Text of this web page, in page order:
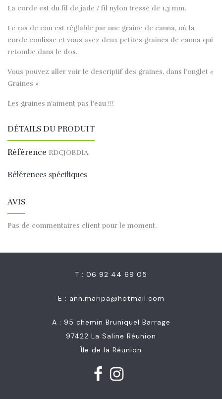
La corde est du fil de jade / fil nylon tressé de 1,3 mm.
Le ras de cou est réglable par une graine de canna, où la
corde coulisse et vous avez deux petites graines de canna qui
retombe dans le dos.
Vous pouvez aller voir le descriptif des graines, dans l’onglet «
Graines »
Les graines n’aiment pas l’eau !!!
DÉTAILS DU PRODUIT
Référence RDCJOBDIA
Références spécifiques
AVIS
Pas de commentaires client pour le moment.
T : 06 92 44 69 05
E : ann.maripa@hotmail.com
A : 95 chemin Bruniquel Barrage
97422 La Saline Réunion
Île de la Réunion